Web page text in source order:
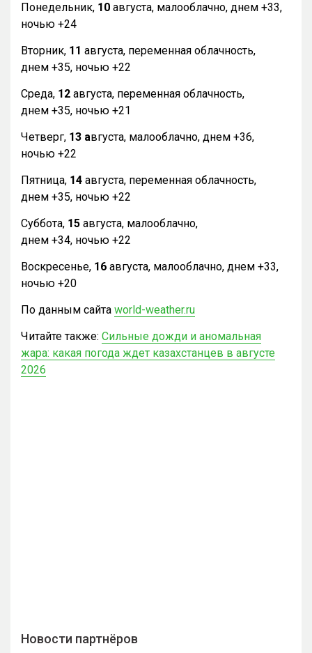
Понедельник, 10 августа, малооблачно, днем +33,
ночью +24
Вторник, 11 августа, переменная облачность,
днем +35, ночью +22
Среда, 12 августа, переменная облачность,
днем +35, ночью +21
Четверг, 13 августа, малооблачно, днем +36,
ночью +22
Пятница, 14 августа, переменная облачность,
днем +35, ночью +22
Суббота, 15 августа, малооблачно,
днем +34, ночью +22
Воскресенье, 16 августа, малооблачно, днем +33,
ночью +20
По данным сайта world-weather.ru
Читайте также: Сильные дожди и аномальная
жара: какая погода ждет казахстанцев в августе
2026